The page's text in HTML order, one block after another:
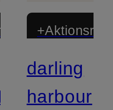
darling
harbour